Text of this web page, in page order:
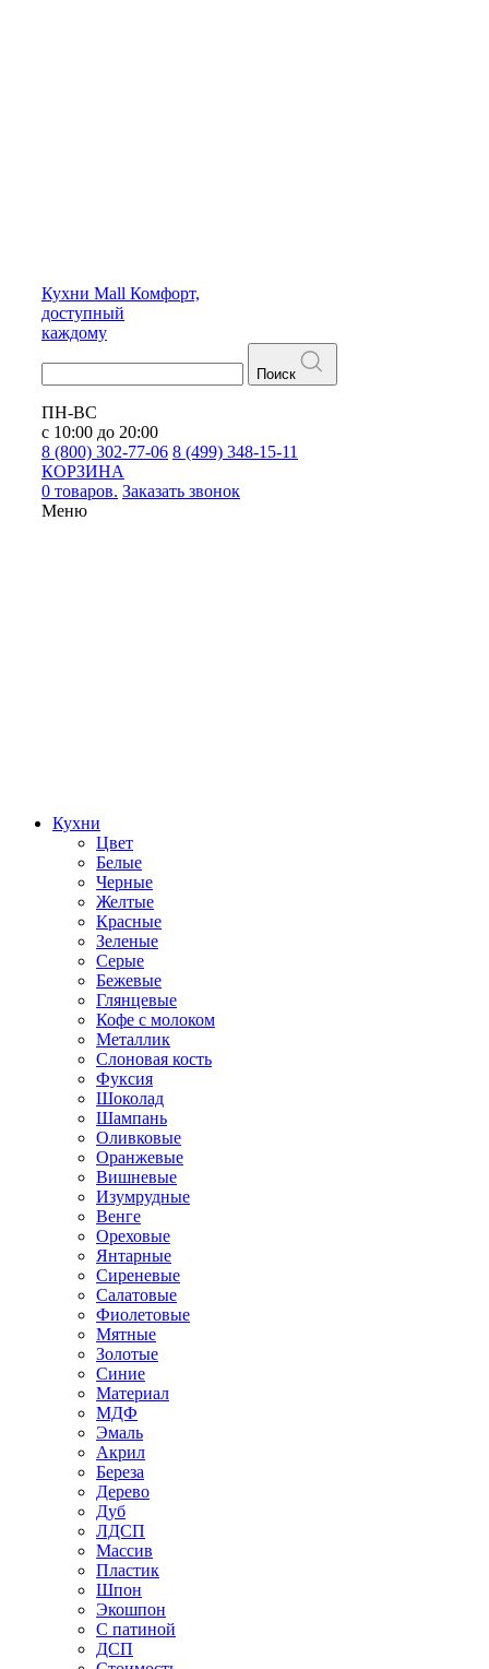
Кухни Mall Комфорт,
доступный
каждому
Поиск
ПН-ВС
с 10:00 до 20:00
8 (800) 302-77-06 8 (499) 348-15-11
КОРЗИНА
0 товаров. Заказать звонок
Меню
Кухни
Цвет
Белые
Черные
Желтые
Красные
Зеленые
Серые
Бежевые
Глянцевые
Кофе с молоком
Металлик
Слоновая кость
Фуксия
Шоколад
Шампань
Оливковые
Оранжевые
Вишневые
Изумрудные
Венге
Ореховые
Янтарные
Сиреневые
Салатовые
Фиолетовые
Мятные
Золотые
Синие
Материал
МДФ
Эмаль
Акрил
Береза
Дерево
Дуб
ЛДСП
Массив
Пластик
Шпон
Экошпон
С патиной
ДСП